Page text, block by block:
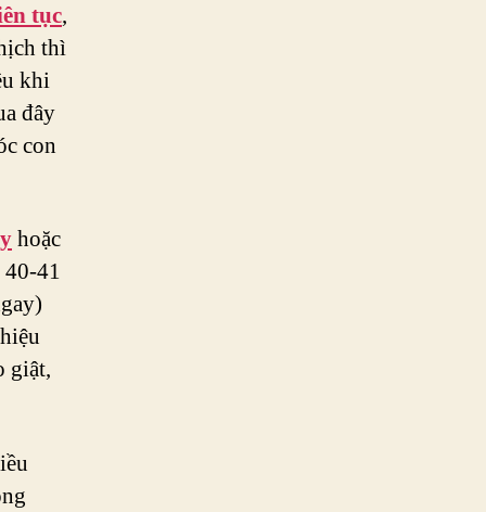
tục,
thì
khi
đây
con
hoặc
40-41
giật,